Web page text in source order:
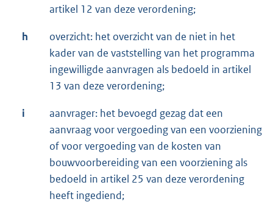
artikel 12 van deze verordening;
h
overzicht: het overzicht van de niet in het
kader van de vaststelling van het programma
ingewilligde aanvragen als bedoeld in artikel
13 van deze verordening;
i
aanvrager: het bevoegd gezag dat een
aanvraag voor vergoeding van een voorziening
of voor vergoeding van de kosten van
bouwvoorbereiding van een voorziening als
bedoeld in artikel 25 van deze verordening
heeft ingediend;